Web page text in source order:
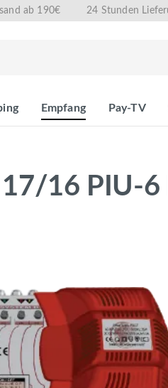
ab 190€ 24 Stunden
Empfang Pay-TV
16 PIU-6